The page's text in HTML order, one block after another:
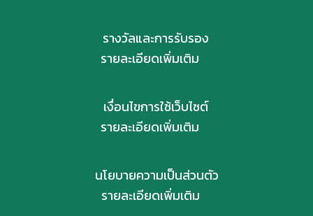
รางวัลและการรับรอง
รายละเอียดเพิ่มเติม
เงื่อนไขการใช้เว็บไซต์
รายละเอียดเพิ่มเติม
นโยบายความเป็นส่วนตัว
รายละเอียดเพิ่มเติม